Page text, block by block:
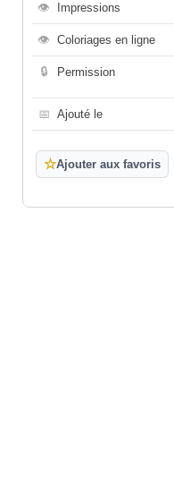
👁 Impressions
👁 Coloriages en ligne
🔒 Permission
📅 Ajouté le
☆Ajouter aux favoris